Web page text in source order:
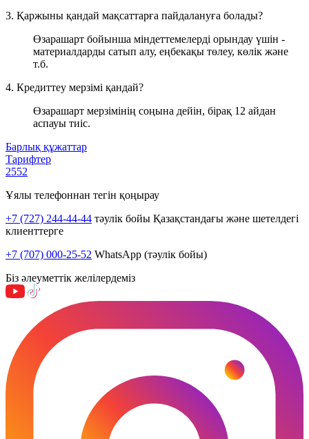
3. Қаржыны қандай мақсаттарға пайдалануға болады?
Өзарашарт бойынша міндеттемелерді орындау үшін -
материалдарды сатып алу, еңбекақы төлеу, көлік және
т.б.
4. Кредиттеу мерзімі қандай?
Өзарашарт мерзімінің соңына дейін, бірақ 12 айдан
аспауы тиіс.
Барлық құжаттар
Тарифтер
2552
Ұялы телефоннан тегін қоңырау
+7 (727) 244-44-44 тәулік бойы Қазақстандағы және шетелдегі
клиенттерге
+7 (707) 000-25-52 WhatsApp (тәулік бойы)
Біз әлеуметтік желілердеміз